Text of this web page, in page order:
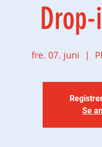
fre. 07. juni
  |
Se